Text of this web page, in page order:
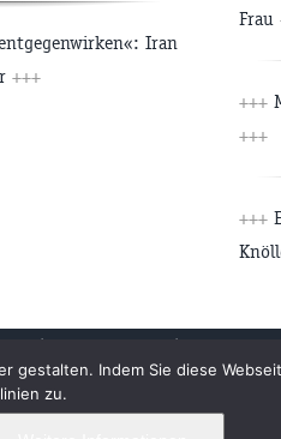
Iran
+++
Frau
+++
+++
+++
Indem Sie diese
zu.